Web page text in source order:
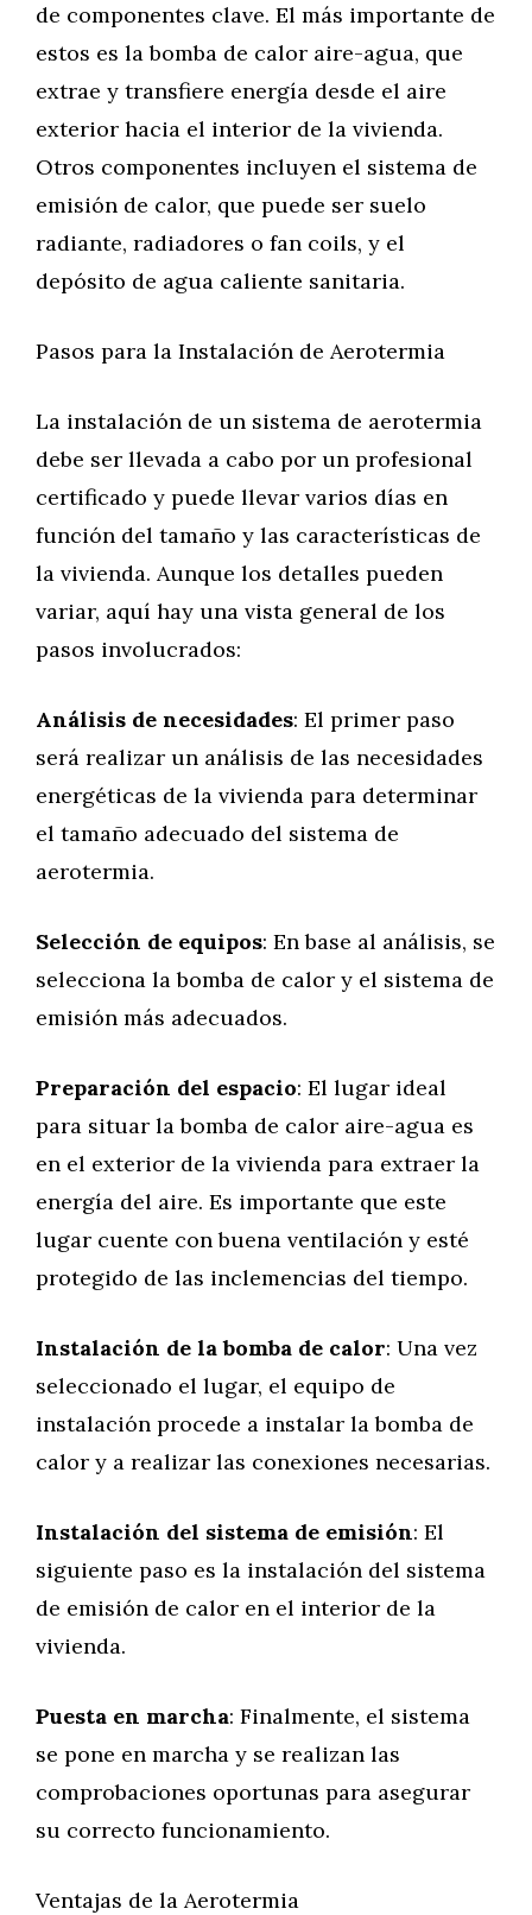
de componentes clave. El más importante de
estos es la bomba de calor aire-agua, que
extrae y transfiere energía desde el aire
exterior hacia el interior de la vivienda.
Otros componentes incluyen el sistema de
emisión de calor, que puede ser suelo
radiante, radiadores o fan coils, y el
depósito de agua caliente sanitaria.
Pasos para la Instalación de Aerotermia
La instalación de un sistema de aerotermia
debe ser llevada a cabo por un profesional
certificado y puede llevar varios días en
función del tamaño y las características de
la vivienda. Aunque los detalles pueden
variar, aquí hay una vista general de los
pasos involucrados:
Análisis de necesidades: El primer paso
será realizar un análisis de las necesidades
energéticas de la vivienda para determinar
el tamaño adecuado del sistema de
aerotermia.
Selección de equipos: En base al análisis, se
selecciona la bomba de calor y el sistema de
emisión más adecuados.
Preparación del espacio: El lugar ideal
para situar la bomba de calor aire-agua es
en el exterior de la vivienda para extraer la
energía del aire. Es importante que este
lugar cuente con buena ventilación y esté
protegido de las inclemencias del tiempo.
Instalación de la bomba de calor: Una vez
seleccionado el lugar, el equipo de
instalación procede a instalar la bomba de
calor y a realizar las conexiones necesarias.
Instalación del sistema de emisión: El
siguiente paso es la instalación del sistema
de emisión de calor en el interior de la
vivienda.
Puesta en marcha: Finalmente, el sistema
se pone en marcha y se realizan las
comprobaciones oportunas para asegurar
su correcto funcionamiento.
Ventajas de la Aerotermia